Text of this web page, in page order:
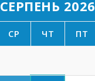
СЕРПЕНЬ 2026
СР ЧТ ПТ